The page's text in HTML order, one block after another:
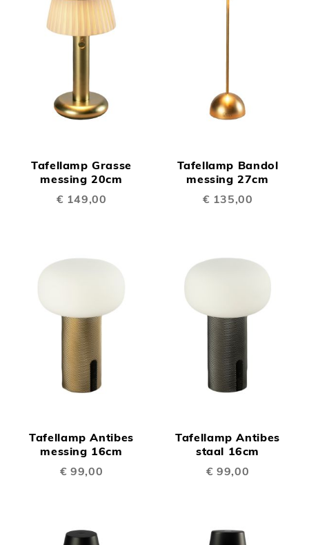
Tafellamp Grasse
messing 20cm
€ 149,00
Tafellamp Bandol
messing 27cm
€ 135,00
Tafellamp Antibes
messing 16cm
€ 99,00
Tafellamp Antibes
staal 16cm
€ 99,00